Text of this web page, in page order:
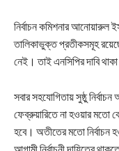
নির্বাচন কমিশনার আনোয়ারুল
তালিকাভুক্ত প্রতীকসমূহ
নেই। তাই এনসিপির দাবি
সবার সহযোগিতায় সুষ্ঠু
ফেব্রুয়ারিতে না হওয়ার মতো
হবে। অতীতের মতো নির্বাচন